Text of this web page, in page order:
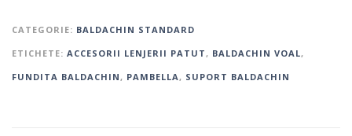
CATEGORIE: BALDACHIN STANDARD
ETICHETE: ACCESORII LENJERII PATUT, BALDACHIN VOAL,
FUNDITA BALDACHIN, PAMBELLA, SUPORT BALDACHIN